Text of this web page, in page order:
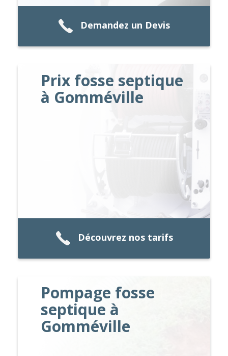
Demandez un Devis
Prix fosse septique
à Gomméville
Découvrez nos tarifs
Pompage fosse
septique à
Gomméville